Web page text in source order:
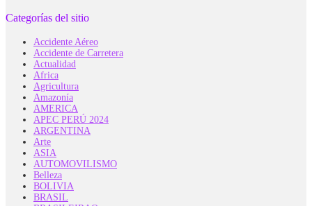
Categorías del sitio
Accidente Aéreo
Accidente de Carretera
Actualidad
Africa
Agricultura
Amazonía
AMERICA
APEC PERÚ 2024
ARGENTINA
Arte
ASIA
AUTOMOVILISMO
Belleza
BOLIVIA
BRASIL